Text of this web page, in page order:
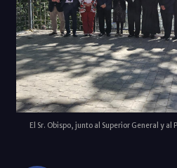
El Sr. Obispo, junto al Superior General y al